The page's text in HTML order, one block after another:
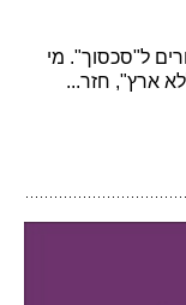
ל"סכסוך". מי
ארץ", חזר...